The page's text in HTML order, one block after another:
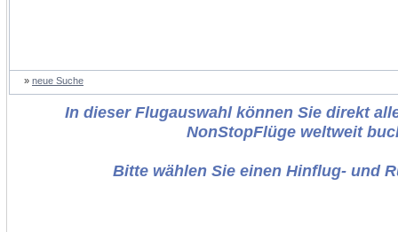
» neue Suche
In dieser Flugauswahl können Sie direkt
NonStopFlüge weltweit
Bitte wählen Sie einen Hinflug- und